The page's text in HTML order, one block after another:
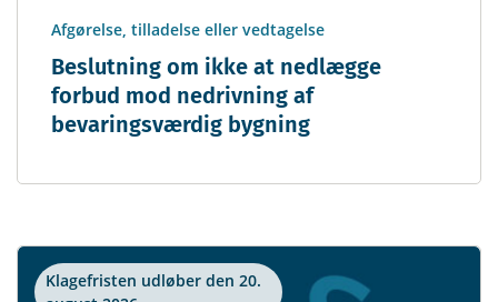
Afgørelse, tilladelse eller vedtagelse
Beslutning om ikke at nedlægge
forbud mod nedrivning af
bevaringsværdig bygning
Klagefristen udløber den 20.